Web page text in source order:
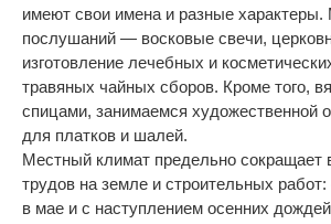
имеют свои имена и разные характеры.
послушаний — восковые свечи,
изготовление лечебных и
травяных чайных сборов. Кроме того,
спицами, занимаемся художественной
для платков и шалей.
Местный климат предельно сокращает
трудов на земле и строительных работ:
в мае и с наступлением осенних